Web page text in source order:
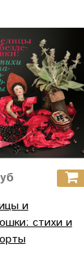
и
стихи и